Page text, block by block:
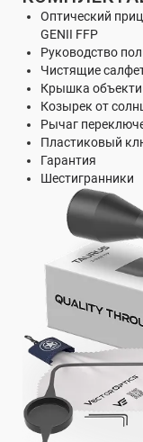
Оптический
GENII FFP
Руководство
Чистящие
Крышка
Козырек от
Рычаг
Пластиковый
Гарантия
Шестигранники